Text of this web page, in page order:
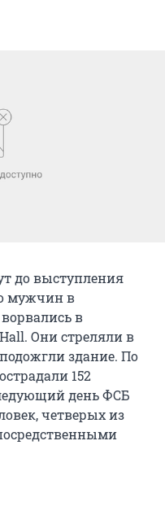
до выступления
мужчин в
в
Они стреляли в
подожгли здание. По
152
день ФСБ
четверых из